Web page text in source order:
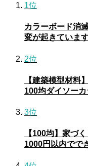
1位
カラーボード消
変が起きていま
2位
【建築模型材料
100均ダイソー
3位
【100均】家づ
1000円以内でで